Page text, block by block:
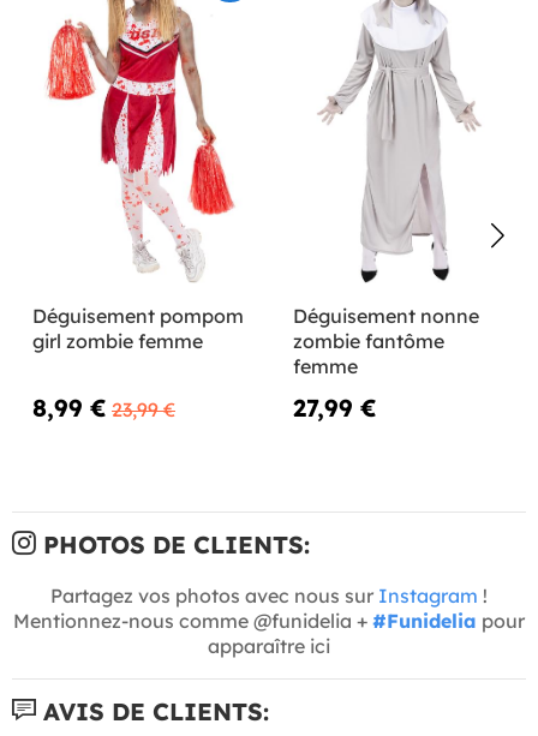
Déguisement pompom
girl zombie femme
8,99 € 23,99 €
Déguisement nonne
zombie fantôme
femme
27,99 €
PHOTOS DE CLIENTS:
Partagez vos photos avec nous sur Instagram !
Mentionnez-nous comme @funidelia + #Funidelia pour
apparaître ici
AVIS DE CLIENTS: